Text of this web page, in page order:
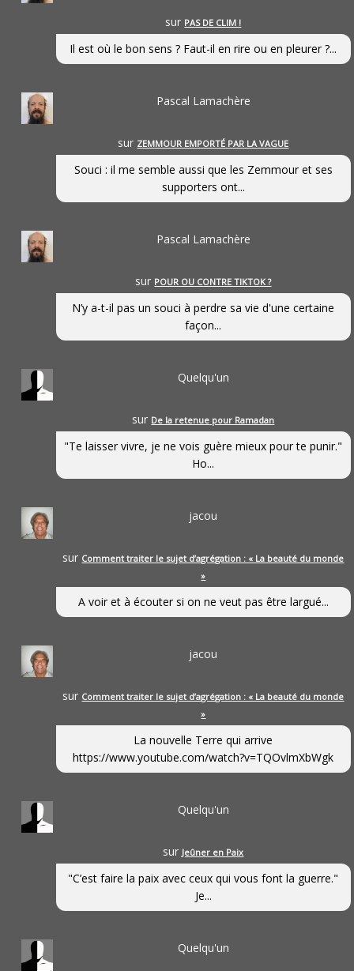
sur PAS DE CLIM !
Il est où le bon sens ? Faut-il en rire ou en pleurer ?...
Pascal Lamachère
sur ZEMMOUR EMPORTÉ PAR LA VAGUE
Souci : il me semble aussi que les Zemmour et ses
supporters ont...
Pascal Lamachère
sur POUR OU CONTRE TIKTOK ?
N’y a-t-il pas un souci à perdre sa vie d'une certaine
façon...
Quelqu'un
sur De la retenue pour Ramadan
"Te laisser vivre, je ne vois guère mieux pour te punir."
Ho...
jacou
sur Comment traiter le sujet d’agrégation : « La beauté du monde
»
A voir et à écouter si on ne veut pas être largué...
jacou
sur Comment traiter le sujet d’agrégation : « La beauté du monde
»
La nouvelle Terre qui arrive
https://www.youtube.com/watch?v=TQOvlmXbWgk
Quelqu'un
sur Jeûner en Paix
"C’est faire la paix avec ceux qui vous font la guerre."
Je...
Quelqu'un